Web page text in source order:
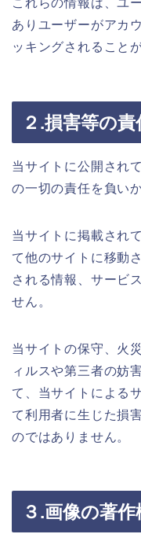
これらの情報は、ユ
ありユーザーがアカ
ッキングされること
２.損害等の
当サイトに公開され
の一切の責任を負い
当サイトに掲載され
て他のサイトに移動
される情報、サービ
せん。
当サイトの保守、火
ィルスや第三者の妨
て、当サイトによる
て利用者に生じた損
のではありません。
３.画像の著